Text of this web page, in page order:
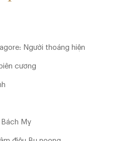
Người thoáng hiện
cương
Bách Mỵ